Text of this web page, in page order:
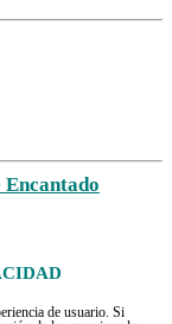
de usuario. Si